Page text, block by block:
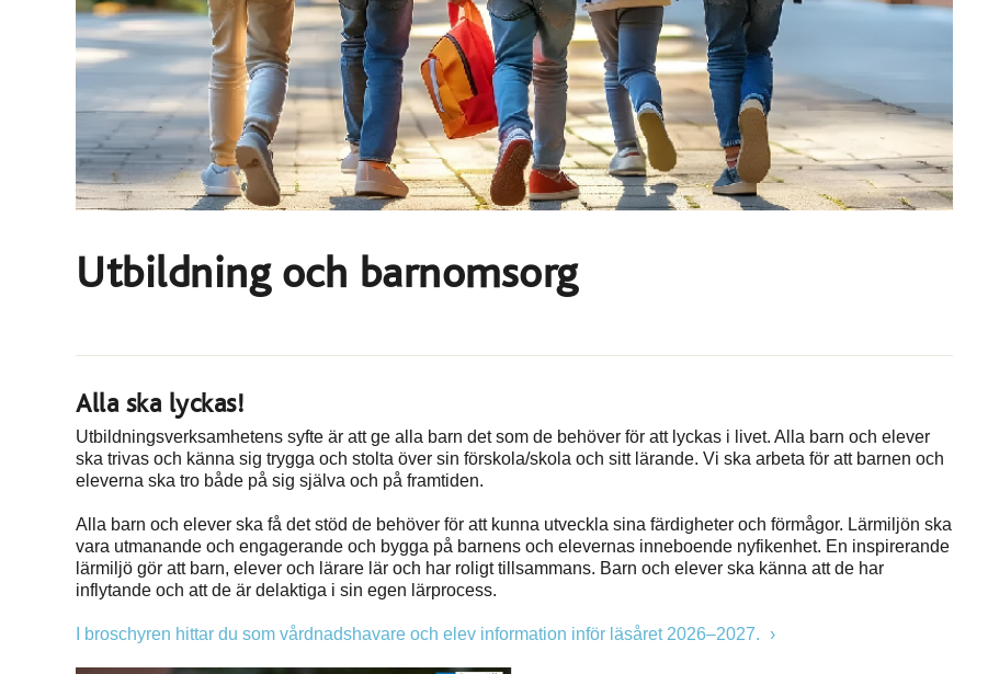
Utbildning och barnomsorg
Alla ska lyckas!
Utbildningsverksamhetens syfte är att ge alla barn det som de behöver för att lyckas i livet. Alla barn och elever
ska trivas och känna sig trygga och stolta över sin förskola/skola och sitt lärande. Vi ska arbeta för att barnen och
eleverna ska tro både på sig själva och på framtiden.
Alla barn och elever ska få det stöd de behöver för att kunna utveckla sina färdigheter och förmågor. Lärmiljön ska
vara utmanande och engagerande och bygga på barnens och elevernas inneboende nyfikenhet. En inspirerande
lärmiljö gör att barn, elever och lärare lär och har roligt tillsammans. Barn och elever ska känna att de har
inflytande och att de är delaktiga i sin egen lärprocess.
I broschyren hittar du som vårdnadshavare och elev information inför läsåret 2026–2027.